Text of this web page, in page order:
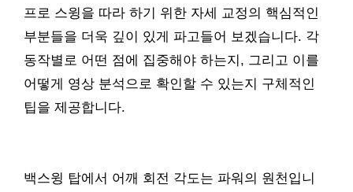
프로 스윙을 따라 하기 위한 자세 교정의 핵심적인
부분들을 더욱 깊이 있게 파고들어 보겠습니다. 각
동작별로 어떤 점에 집중해야 하는지, 그리고 이를
어떻게 영상 분석으로 확인할 수 있는지 구체적인
팁을 제공합니다.
백스윙 탑에서 어깨 회전 각도는 파워의 원천입니